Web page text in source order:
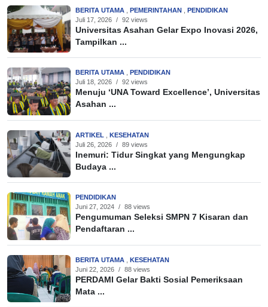
BERITA UTAMA PEMERINTAHAN
PENDIDIKAN
Juli 17, 2026 / 92 views
Universitas Asahan Gelar Expo Inovasi 2026,
Tampilkan ...
BERITA UTAMA
PENDIDIKAN
Juli 18, 2026 / 92 views
Menuju ‘UNA Toward Excellence’, Universitas
Asahan ...
ARTIKEL
KESEHATAN
Juli 26, 2026 / 89 views
Inemuri: Tidur Singkat yang Mengungkap
Budaya ...
PENDIDIKAN
Juni 27, 2024 / 88 views
Pengumuman Seleksi SMPN 7 Kisaran dan
Pendaftaran ...
BERITA UTAMA
KESEHATAN
Juni 22, 2026 / 88 views
PERDAMI Gelar Bakti Sosial Pemeriksaan
Mata ...